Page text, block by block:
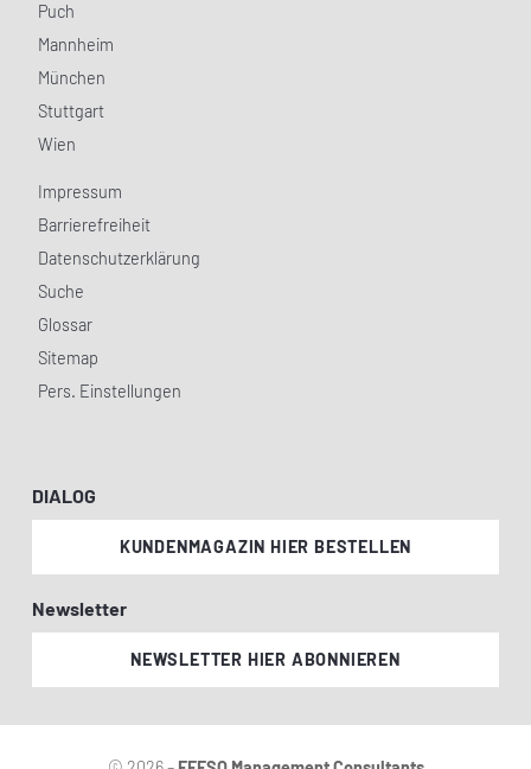
Puch
Mannheim
München
Stuttgart
Wien
Impressum
Barrierefreiheit
Datenschutzerklärung
Suche
Glossar
Sitemap
Pers. Einstellungen
DIALOG
KUNDENMAGAZIN HIER BESTELLEN
Newsletter
NEWSLETTER HIER ABONNIEREN